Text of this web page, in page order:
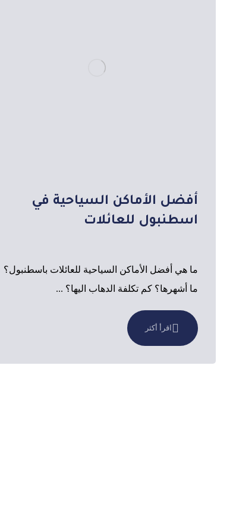
أفضل الأماكن السياحية في
اسطنبول للعائلات
ما هي أفضل الأماكن السياحية للعائلات باسطنبول؟
ما أشهرها؟ كم تكلفة الدهاب اليها؟ ...
اقرأ أكثر